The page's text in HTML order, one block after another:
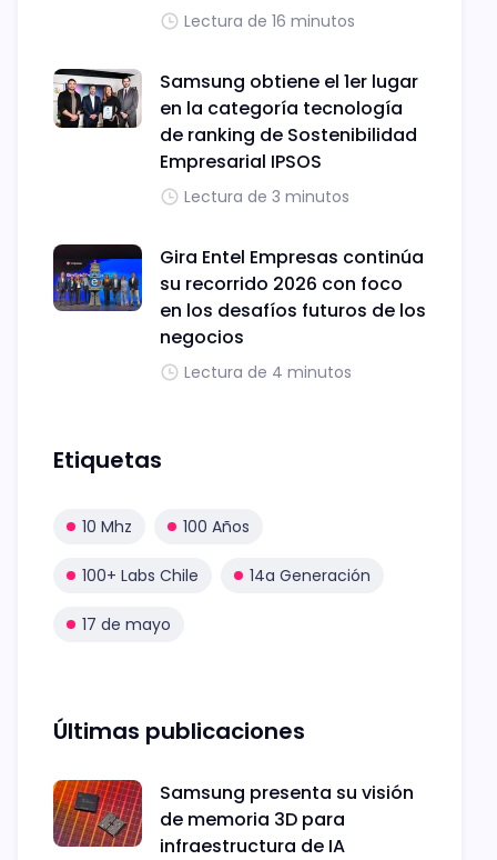
Lectura de 16 minutos
Samsung obtiene el 1er lugar
en la categoría tecnología
de ranking de Sostenibilidad
Empresarial IPSOS
Lectura de 3 minutos
Gira Entel Empresas continúa
su recorrido 2026 con foco
en los desafíos futuros de los
negocios
Lectura de 4 minutos
Etiquetas
10 Mhz 100 Años
100+ Labs Chile 14a Generación
17 de mayo
Últimas publicaciones
Samsung presenta su visión
de memoria 3D para
infraestructura de IA